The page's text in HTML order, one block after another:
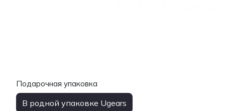
Подарочная упаковка
В родной упаковке Ugears